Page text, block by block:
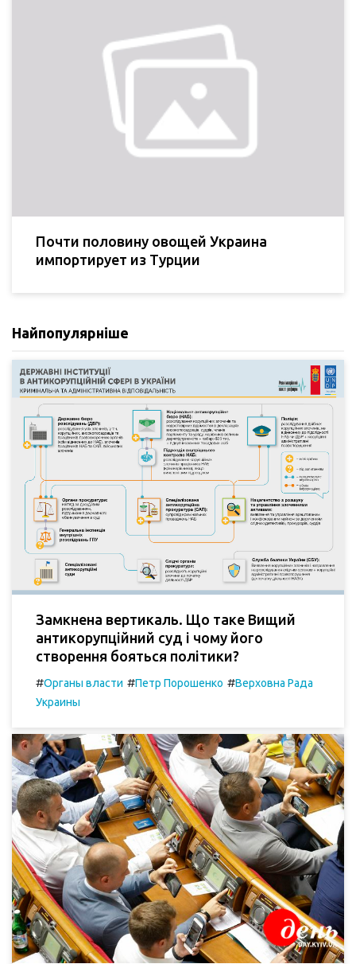
Почти половину овощей Украина
импортирует из Турции
Найпопулярніше
Замкнена вертикаль. Що таке Вищий
антикорупційний суд і чому його
створення бояться політики?
#Органы власти #Петр Порошенко #Верховна Рада
Украины